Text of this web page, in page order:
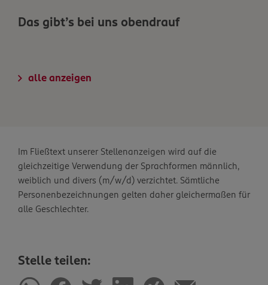
Das gibt’s bei uns obendrauf
alle anzeigen
Im Fließtext unserer Stellenanzeigen wird auf die
gleichzeitige Verwendung der Sprachformen männlich,
weiblich und divers (m/w/d) verzichtet. Sämtliche
Personenbezeichnungen gelten daher gleichermaßen für
alle Geschlechter.
Stelle teilen: